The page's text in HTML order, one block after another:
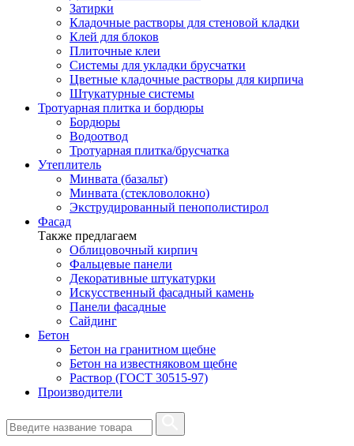
Затирки
Кладочные растворы для стеновой кладки
Клей для блоков
Плиточные клеи
Системы для укладки брусчатки
Цветные кладочные растворы для кирпича
Штукатурные системы
Тротуарная плитка и бордюры
Бордюры
Водоотвод
Тротуарная плитка/брусчатка
Утеплитель
Минвата (базальт)
Минвата (стекловолокно)
Экструдированный пенополистирол
Фасад
Также предлагаем
Облицовочный кирпич
Фальцевые панели
Декоративные штукатурки
Искусственный фасадный камень
Панели фасадные
Сайдинг
Бетон
Бетон на гранитном щебне
Бетон на известняковом щебне
Раствор (ГОСТ 30515-97)
Производители